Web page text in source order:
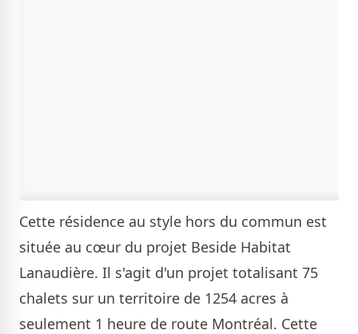
Cette résidence au style hors du commun est
située au cœur du projet Beside Habitat
Lanaudière. Il s'agit d'un projet totalisant 75
chalets sur un territoire de 1254 acres à
seulement 1 heure de route Montréal. Cette